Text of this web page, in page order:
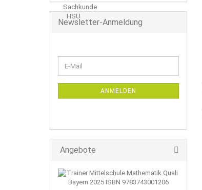
Newsletter-Anmeldung
ZUR
E-
Mail
ANMELDEN
Angebote